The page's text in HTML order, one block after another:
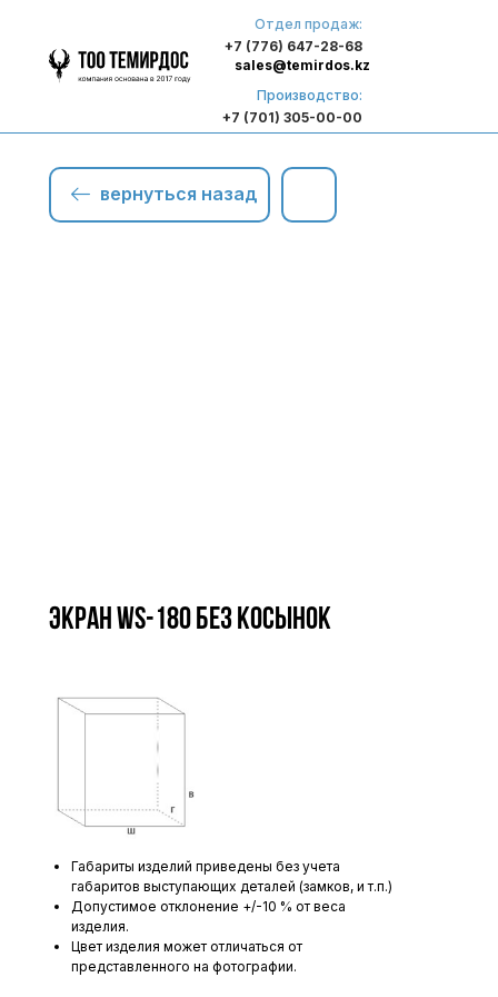
Отдел продаж:
+7 (776) 647-28-68
Производство:
+7 (701) 305-00-00
sales@temirdos.kz
вернуться назад
Экран WS-180 без косынок
Габариты изделий приведены без учета
габаритов выступающих деталей (замков, и т.п.)
Допустимое отклонение +/-10 % от веса
изделия.
Цвет изделия может отличаться от
представленного на фотографии.